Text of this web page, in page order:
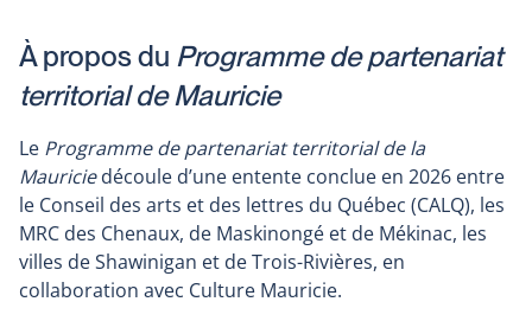
À propos du Programme de partenariat
territorial de Mauricie
Le Programme de partenariat territorial de la
Mauriciedécoule d’une entente conclue en 2026 entre
le Conseil des arts et des lettres du Québec (CALQ), les
MRC des Chenaux, de Maskinongé et de Mékinac, les
villes de Shawinigan et de Trois-Rivières, en
collaboration avec Culture Mauricie.